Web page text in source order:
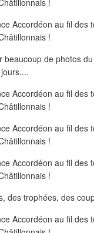
beaucoup de photos
des trophées, des